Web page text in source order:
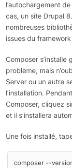
l’autochargement
cas, un site Drupal
nombreuses
issues du
Composer s’installe
problème, mais
Server ou un autre
l’installation.
Composer, cliquez
et il s’installera
Une fois installé,